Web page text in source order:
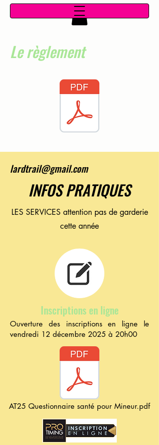
Le règlement
lardtrail@gmail.com
INFOS PRATIQUES
LES SERVICES attention pas de garderie
cette année
Inscriptions en ligne
Ouverture des inscriptions en ligne le
vendredi 12 décembre 2025 à 20h00
AT25 Questionnaire santé pour Mineur.pdf